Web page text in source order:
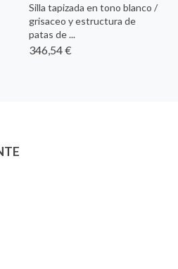
Silla tapizada en tono blanco /
grisaceo y estructura de
patas de ...
346,54 €